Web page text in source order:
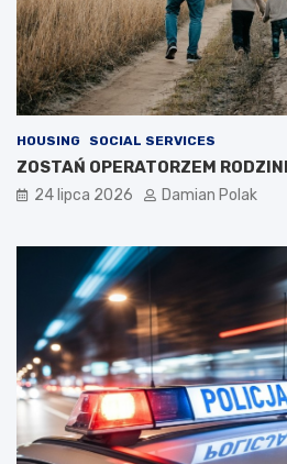
HOUSING SOCIAL SERVICES
ZOSTAŃ OPERATORZEM
24 lipca 2026 Damian Polak